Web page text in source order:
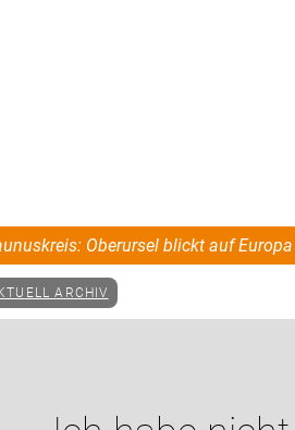
Oberursel blickt auf Europa
ARCHIV